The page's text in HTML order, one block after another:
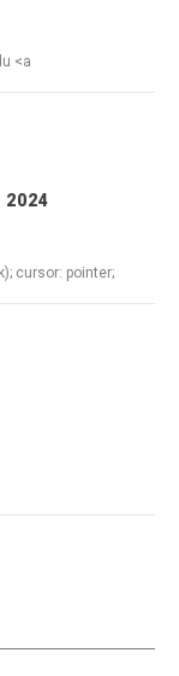
<a
2024
cursor: pointer;